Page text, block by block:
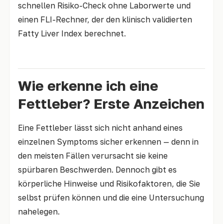
schnellen Risiko-Check ohne Laborwerte und
einen FLI-Rechner, der den klinisch validierten
Fatty Liver Index berechnet.
Wie erkenne ich eine
Fettleber? Erste Anzeichen
Eine Fettleber lässt sich nicht anhand eines
einzelnen Symptoms sicher erkennen — denn in
den meisten Fällen verursacht sie keine
spürbaren Beschwerden. Dennoch gibt es
körperliche Hinweise und Risikofaktoren, die Sie
selbst prüfen können und die eine Untersuchung
nahelegen.